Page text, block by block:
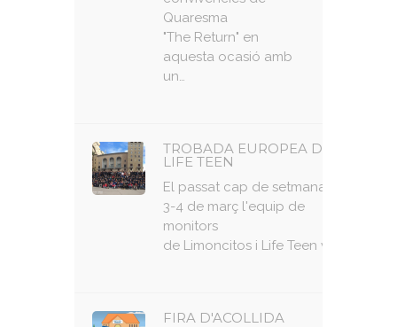
Quaresma
"The Return" en
aquesta ocasió amb
un…
TROBADA EUROPEA DE
LIFE TEEN
El passat cap de setmana, 2-
3-4 de març l'equip de
monitors
de Limoncitos i Life Teen vam…
FIRA D'ACOLLIDA